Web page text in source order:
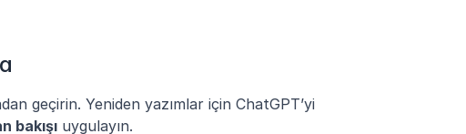
geçirin. Yeniden yazımlar için ChatGPT’yi
bakışı uygulayın.